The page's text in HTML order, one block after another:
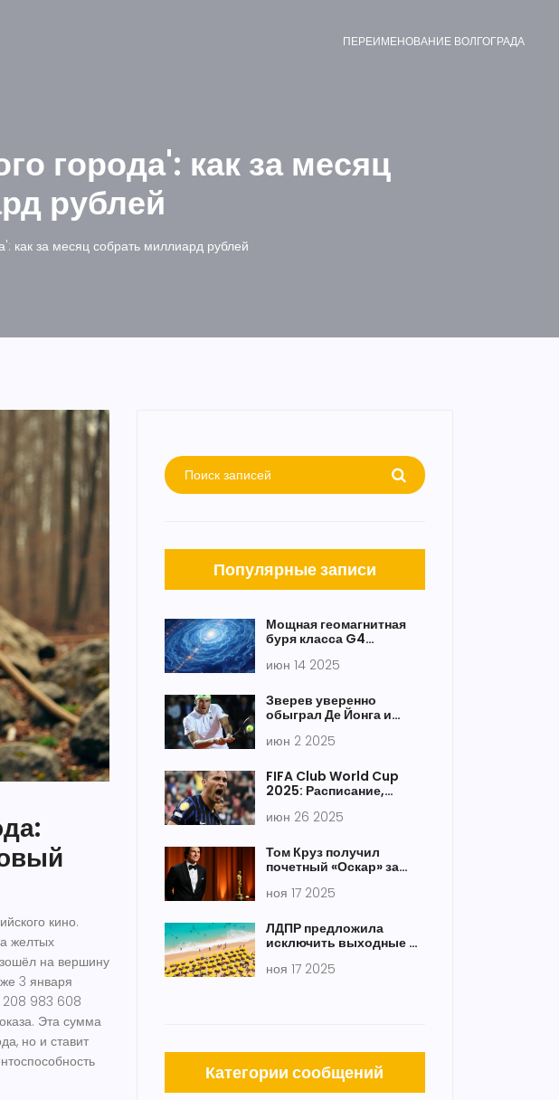
ПЕРЕИМЕНОВАНИЕ ВОЛГОГРАДА
города': как за месяц
рублей
как за месяц собрать миллиард рублей
кино.
желтых
на вершину
3 января
208 983 608
Эта сумма
но и ставит
Популярные записи
Мощная геомагнитная
буря класса G4
после выброса
Солнца
июн 14 2025
Зверев уверенно
обыграл Де Йонга и
Roland Garros 2025
июн 2 2025
FIFA Club World Cup
2025: Расписание,
что нам известно о
июн 26 2025
Том Круз получил
почетный «Оскар» за
первый в карьере
ноя 17 2025
ЛДПР предложила
исключить выходные из
только рабочие
ноя 17 2025
Категории сообщений